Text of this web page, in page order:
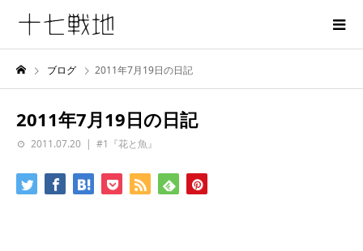
ブログ 2011年7月19日の日記
2011年7月19日の日記
2011.07.20 #1『花と魚』